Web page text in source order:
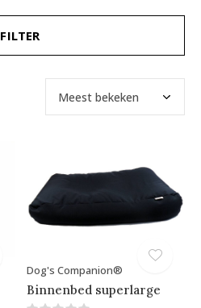
FILTER
Dog's Companion®
Binnenbed superlarge